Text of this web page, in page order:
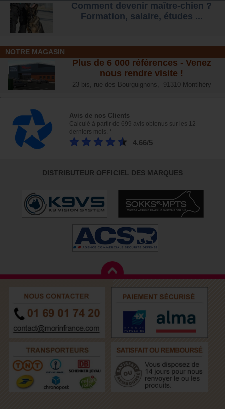
Comment devenir maître-chien ?
Formation, salaire, études ...
NOTRE MAGASIN
Plus de 6 000 références - Venez
nous rendre visite !
23 bis, rue des Bourguignons, 91310 Montlhéry
Avis de nos Clients
Calculé à partir de 699 avis obtenus sur les 12
derniers mois. *
4.66/5
DISTRIBUTEUR OFFICIEL DES MARQUES